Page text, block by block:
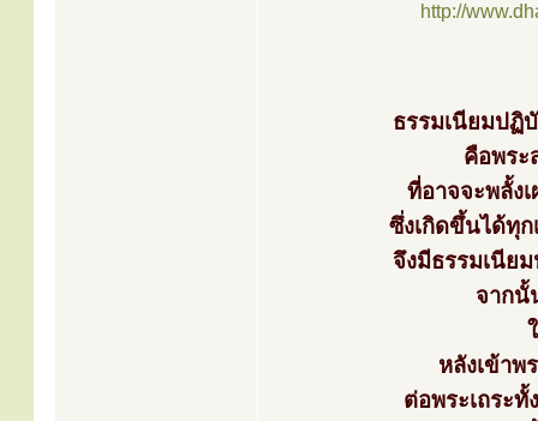
http://
ธรรมเนียมปฏิ
คือพระ
ที่อาจจะพลั้ง
ซึ่งเกิดขึ้นได้ทุ
จึงมีธรรมเนีย
จากนั้
หลังเข้าพ
ต่อพระเถระ